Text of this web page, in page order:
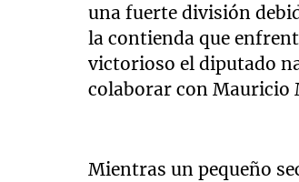
una fuerte división
la contienda que
victorioso el diputado
colaborar con Mauricio
Mientras un pequeño